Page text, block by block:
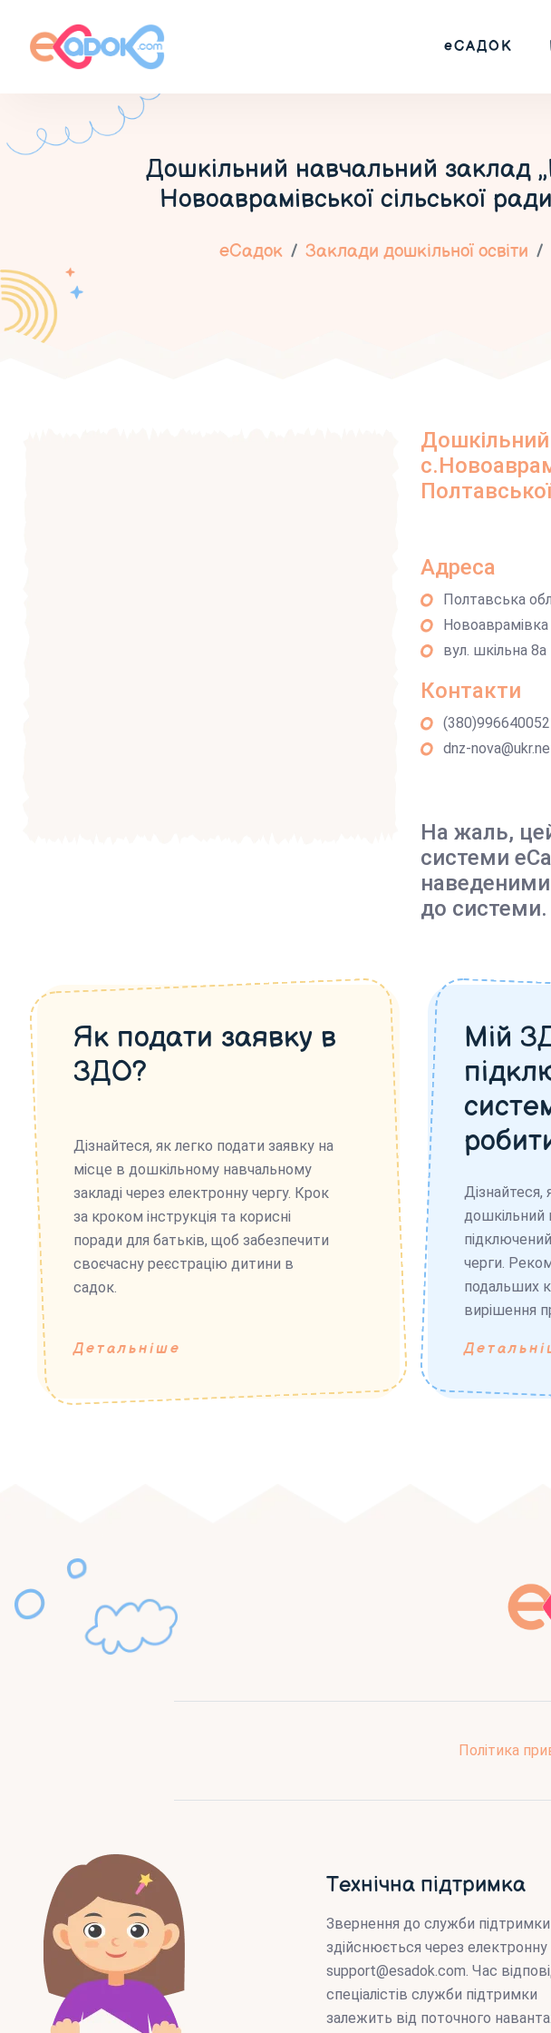
еСАДОК
Дошкільний навчальний заклад
Новоаврамівської сільської
еСадок Заклади дошкільної освіти
Дошкільний
Адреса
Полтавська
Новоаврамівка
вул. шкільна 8а
Контакти
(380)996640052
dnz-
На жаль,
системи
до системи.
Як подати заявку в
ЗДО?
Дізнайтеся, як легко подати заявку на
місце в дошкільному навчальному
закладі через електронну чергу. Крок
за кроком інструкція та корисні
поради для батьків, щоб забезпечити
своєчасну реєстрацію дитини в
садок.
Детальніше
Мій
Дізнайтеся,
дошкільний
черги.
подальших
вирішення
Політика
Технічна підтримка
Звернення до служби підтримки
здійснюється через
support@esadok.com. Час
спеціалістів служби підтримки
залежить від поточного